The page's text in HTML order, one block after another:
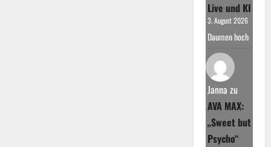
Live und KI
3. August 2026
Daumen hoch
Janna zu
AVA MAX:
„Sweet but
Psycho“